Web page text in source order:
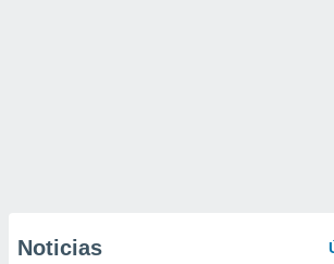
Noticias